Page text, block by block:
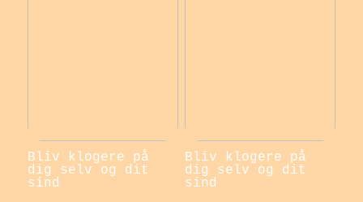
Bliv klogere på
dig selv og dit
sind
Bliv klogere på
dig selv og dit
sind